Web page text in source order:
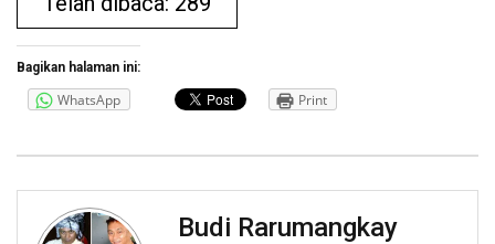
Bagikan halaman ini:
WhatsApp Print
Budi Rarumangkay